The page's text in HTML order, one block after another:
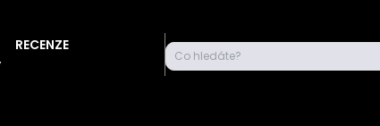
RECENZE
Co hledáte?